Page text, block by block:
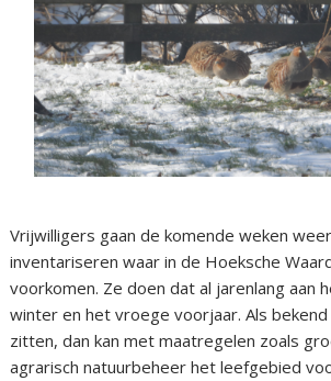
Vrijwilligers gaan de komende weken
inventariseren waar in de Hoeksche
voorkomen. Ze doen dat al jarenlang aan
winter en het vroege voorjaar. Als
zitten, dan kan met maatregelen zoals
agrarisch natuurbeheer het leefgebied